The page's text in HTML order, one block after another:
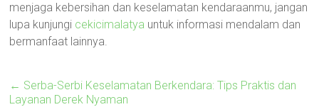
menjaga kebersihan dan keselamatan kendaraanmu, jangan
lupa kunjungi cekicimalatya untuk informasi mendalam dan
bermanfaat lainnya.
← Serba-Serbi Keselamatan Berkendara: Tips Praktis dan
Layanan Derek Nyaman